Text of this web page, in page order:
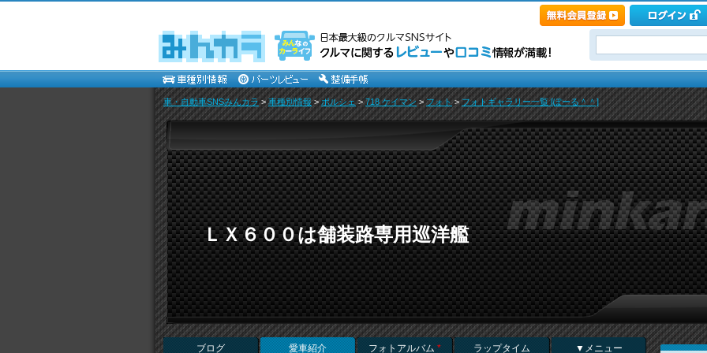
車・自動車SNSみんカラ>車種別情報>ポルシェ>718 ケイマン>フォト>フォトギャラリー一覧 [ぽーる＾＾]
ＬＸ６００は舗装路専用巡洋艦
ブログ 愛車紹介 フォトアルバム * ラップタイム ▼メニュー